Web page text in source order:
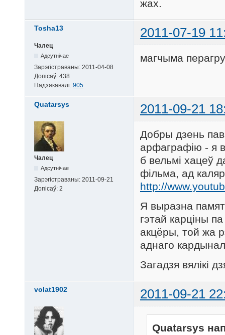
жах.
Tosha13 2011-07-19
Чалец
Адсутнічае
Зарэгістраваны: 2011-04-08
Допісаў: 438
Падзякавалі: 905
магчыма
Quatarsys 2011-09-21
Чалец
Адсутнічае
Зарэгістраваны: 2011-09-21
Допісаў: 2
Добры дзень
арфаграфію - я
б вельмі хацеў
фільма, ад
http://
Я выразна
гэтай карціны
акцёры, той жа
аднаго
Загадзя вялікі
volat1902 2011-09-21
Quatarsys